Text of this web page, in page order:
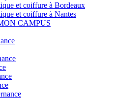
et coiffure à Bordeaux
et coiffure à Nantes
CAMPUS